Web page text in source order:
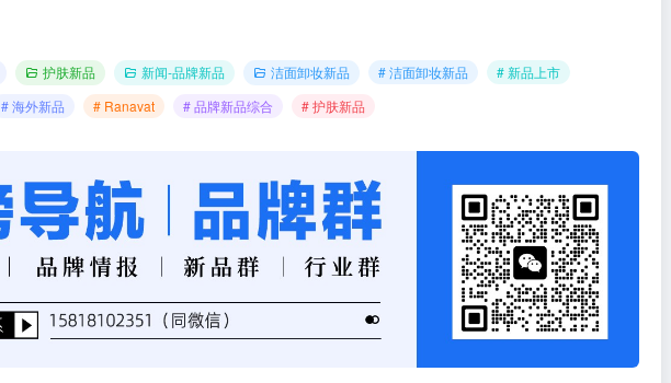
护肤新品 新闻-品牌新品 洁面卸妆新品 # 洁面卸妆新品
# 新品上市
# 海外新品 # Ranavat # 品牌新品综合 # 护肤新品